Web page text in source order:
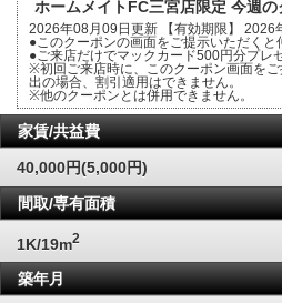
ホームメイトFC三宮店限定 今週の
2026年08月09日更新 【有効期限】 2026
●このクーポンの画面をご提示いただくと
●ご来店だけでマックカード500円分プレ
※初回ご来店時に、このクーポン画面を
出の場合、割引適用はできません。
※他のクーポンとは併用できません。
家賃/共益費
40,000円(5,000円)
間取/専有面積
1K/19m2
築年月